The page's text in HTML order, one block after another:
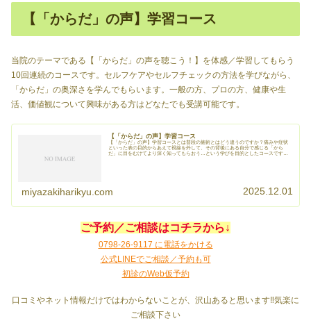
【「からだ」の声】学習コース
当院のテーマである【「からだ」の声を聴こう！】を体感／学習してもらう
10回連続のコースです。セルフケアやセルフチェックの方法を学びながら、
「からだ」の奥深さを学んでもらいます。一般の方、プロの方、健康や生
活、価値観について興味がある方はどなたでも受講可能です。
【「からだ」の声】学習コース
【「からだ」の声】学習コースとは普段の施術とはどう違うのですか？痛みや症状
といった表の目的からあえて視線を外して、その背後にある自分で感じる「から
だ」に目をむけてより深く知ってもらおう…という学びを目的としたコースです目
miyazakiharikyu.com 2025.12.01
ご予約／ご相談はコチラから↓
0798-26-9117 に電話をかける
公式LINEでご相談／予約も可
初診のWeb仮予約
口コミやネット情報だけではわからないことが、沢山あると思います‼️気楽に
ご相談下さい